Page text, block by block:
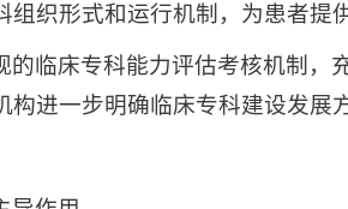
织形式和运行机制，为患者提
的临床专科能力评估考核机制
进一步明确临床专科建设发展